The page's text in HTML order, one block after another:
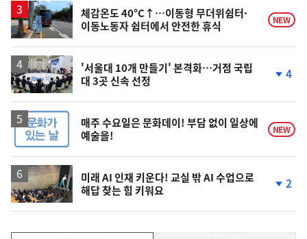
승
체감온도 40°C↑…이동형 무더위쉼터·
이동노동자 쉼터에서 안전한 휴식
NEW
'서울대 10개 만들기' 본격화…거점 국립
대 3곳 신속 선정
계
락
4
매주 수요일은 문화데이! 부담 없이 일상에
예술을!
NEW
미래 AI 인재 키운다! 교실 밖 AI 수업으로
해답 찾는 힘 키워요
계
락
2